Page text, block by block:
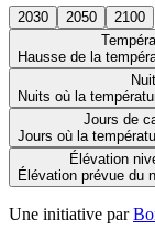
2030 2050
2100
Hausse de la
Nuits où la
Jours de
Jours où la
Élévation
Élévation prévue du
Une initiative par